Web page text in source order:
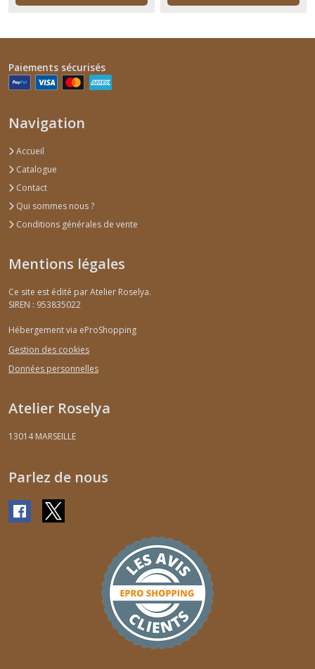
Paiements sécurisés
Navigation
Accueil
Catalogue
Contact
Qui sommes nous ?
Conditions générales de vente
Mentions légales
Ce site est édité par Atelier Roselya.
SIREN : 953835022
Hébergement via eProShopping
Gestion des cookies
Données personnelles
Atelier Roselya
13014 MARSEILLE
Parlez de nous